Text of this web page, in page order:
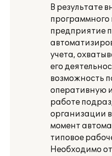
В результате
предприятие
учета,
его
возможность
оперативную
работе
организации
момент
типовое
Необходимо